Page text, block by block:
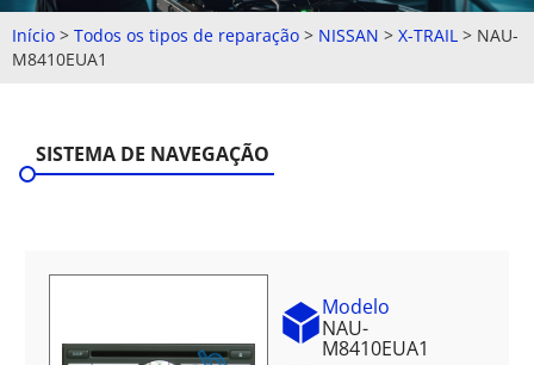
Início > Todos os tipos de reparação > NISSAN > X-TRAIL > NAU-
M8410EUA1
SISTEMA DE NAVEGAÇÃO
Modelo
NAU-
M8410EUA1